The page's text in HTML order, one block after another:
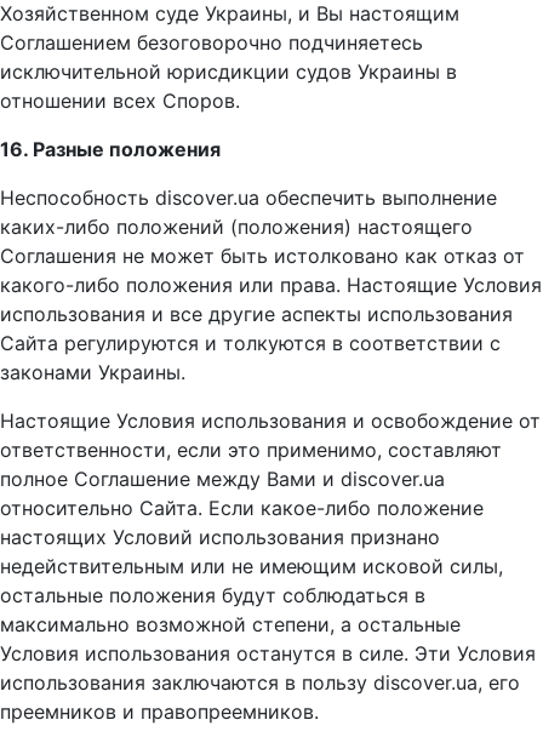
Хозяйственном суде Украины, и Вы настоящим
Соглашением безоговорочно подчиняетесь
исключительной юрисдикции судов Украины в
отношении всех Споров.
16. Разные положения
Неспособность discover.ua обеспечить выполнение
каких-либо положений (положения) настоящего
Соглашения не может быть истолковано как отказ от
какого-либо положения или права. Настоящие Условия
использования и все другие аспекты использования
Сайта регулируются и толкуются в соответствии с
законами Украины.
Настоящие Условия использования и освобождение от
ответственности, если это применимо, составляют
полное Соглашение между Вами и discover.ua
относительно Сайта. Если какое-либо положение
настоящих Условий использования признано
недействительным или не имеющим исковой силы,
остальные положения будут соблюдаться в
максимально возможной степени, а остальные
Условия использования останутся в силе. Эти Условия
использования заключаются в пользу discover.ua, его
преемников и правопреемников.